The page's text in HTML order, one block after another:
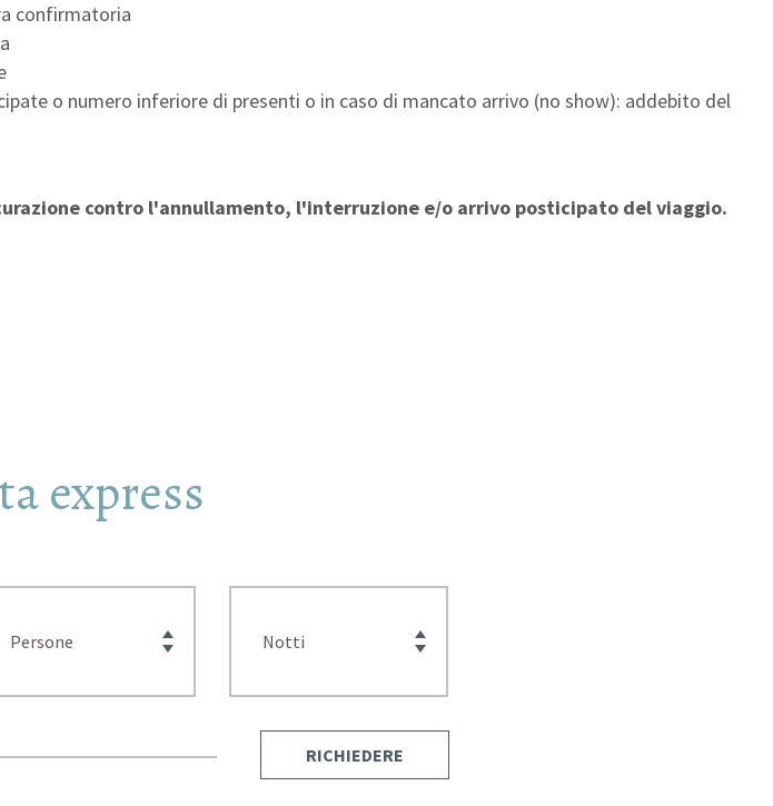
confirmatoria
o numero inferiore di presenti o in caso di mancato arrivo (no show): addebito del
contro l'annullamento, l'interruzione e/o arrivo posticipato del viaggio.
express
RICHIEDERE